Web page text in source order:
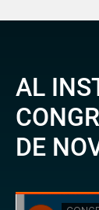
AL
DE